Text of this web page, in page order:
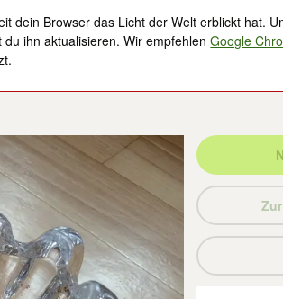
dein Browser das Licht der Welt erblickt hat.
du ihn aktualisieren. Wir empfehlenGoogle